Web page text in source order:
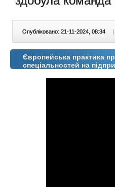
Опубліковано: 21-11-2024, 08:34 |
Європейська практика
спеціальностей на